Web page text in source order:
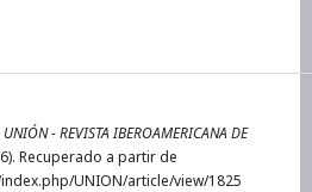
UNIÓN - REVISTA IBEROAMERICANA DE
Recuperado a partir de
UNION/article/view/1825